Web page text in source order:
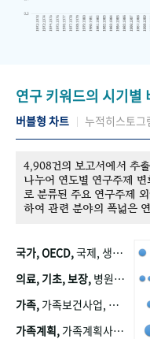
연구 키워드의 시기별
버블형 차트 누적히스토그
4,908건의 보고서에서 추
나누어 연도별 연구주제
로 분류된 주요 연구주제
하여 관련 분야의 폭넓은
국가, OECD,국제, 생산, 아시아, 태평양, 태평양지역, 참가
의료, 기초, 보장, 병원, 가정, 연금, 연계, 공적, 일본, 생활, 국민기초생활보장제도, 국민연금, 기금, 저소득층, 근로, 자활, 급여, 환자, 의료비, 모니터링, 한국복지패널, 소득, 지표, 빈곤, 노후, 장애인
가족, 가족보건사업, 산업, 친화, 전국, 출산력
가족계획, 가족계획사업, 가족계획사업평가, 한국가족계획사업, 피임, 보급, 부인, 자궁, 피임약